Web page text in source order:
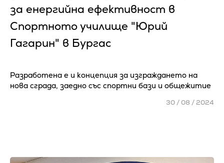
за енергийна ефективност в
Спортното училище "Юрий
Гагарин" в Бургас
Разработена е и концепция за изграждането на
нова сграда, заедно със спортни бази и общежитие
30 / 08 / 2024